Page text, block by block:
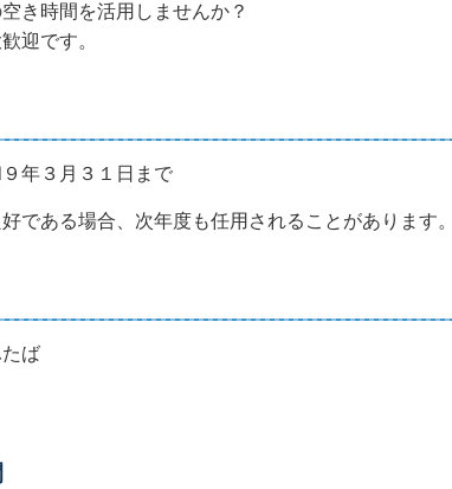
き時間を活用しませんか？
迎です。
年３月３１日まで
ある場合、次年度も任用されることがあります。
たば